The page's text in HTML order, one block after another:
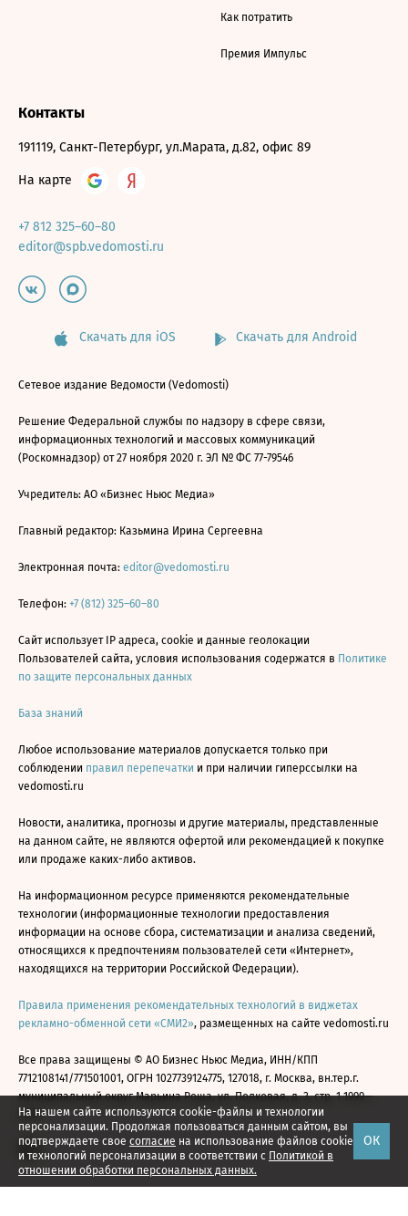
На нашем сайте используются cookie-файлы и технологии
персонализации. Продолжая пользоваться данным сайтом, вы
подтверждаете свое согласие на использование файлов cookie
и технологий персонализации в соответствии с Политикой в
отношении обработки персональных данных.
ОК
Как потратить
Премия Импульс
Контакты
191119, Санкт-Петербург, ул.Марата, д.82, офис 89
На карте
+7 812 325–60–80
editor@spb.vedomosti.ru
Скачать для iOS Скачать для Android
Сетевое издание Ведомости (Vedomosti)
Решение Федеральной службы по надзору в сфере связи,
информационных технологий и массовых коммуникаций
(Роскомнадзор) от 27 ноября 2020 г. ЭЛ № ФС 77-79546
Учредитель: АО «Бизнес Ньюс Медиа»
Главный редактор: Казьмина Ирина Сергеевна
Электронная почта: editor@vedomosti.ru
Телефон: +7 (812) 325–60–80
Сайт использует IP адреса, cookie и данные геолокации
Пользователей сайта, условия использования содержатся в Политике
по защите персональных данных
База знаний
Любое использование материалов допускается только при
соблюдении правил перепечатки и при наличии гиперссылки на
vedomosti.ru
Новости, аналитика, прогнозы и другие материалы, представленные
на данном сайте, не являются офертой или рекомендацией к покупке
или продаже каких-либо активов.
На информационном ресурсе применяются рекомендательные
технологии (информационные технологии предоставления
информации на основе сбора, систематизации и анализа сведений,
относящихся к предпочтениям пользователей сети «Интернет»,
находящихся на территории Российской Федерации).
Правила применения рекомендательных технологий в виджетах
рекламно-обменной сети «СМИ2», размещенных на сайте vedomosti.ru
Все права защищены © АО Бизнес Ньюс Медиа, ИНН/КПП
7712108141/771501001, ОГРН 1027739124775, 127018, г. Москва, вн.тер.г.
муниципальный округ Марьина Роща, ул. Полковая, д. 3, стр. 1 1999—
2026